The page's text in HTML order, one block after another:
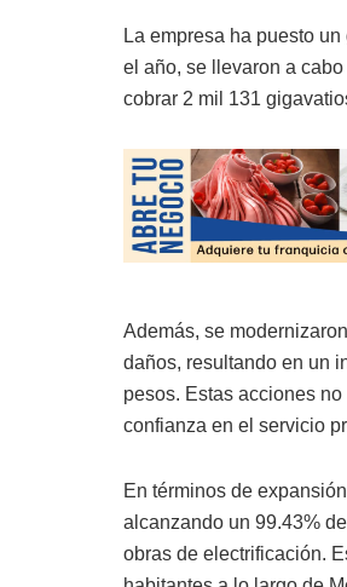
La empresa ha puesto
el año, se llevaron a
cobrar 2 mil 131
Además, se
daños, resultando en un
pesos. Estas acciones
confianza en el servicio
En términos de
alcanzando un 99.43%
obras de electrificación.